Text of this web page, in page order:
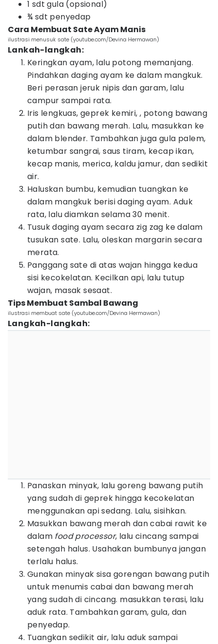
1 sdt gula (opsional)
¾ sdt penyedap
Cara Membuat Sate Ayam Manis
ilustrasi menusuk sate (youtube.com/Devina Hermawan)
Lankah-langkah:
Keringkan ayam, lalu potong memanjang.
Pindahkan daging ayam ke dalam mangkuk.
Beri perasan jeruk nipis dan garam, lalu
campur sampai rata.
Iris lengkuas, geprek kemiri, , potong bawang
putih dan bawang merah. Lalu, masukkan ke
dalam blender. Tambahkan juga gula palem,
ketumbar sangrai, saus tiram, kecap ikan,
kecap manis, merica, kaldu jamur, dan sedikit
air.
Haluskan bumbu, kemudian tuangkan ke
dalam mangkuk berisi daging ayam. Aduk
rata, lalu diamkan selama 30 menit.
Tusuk daging ayam secara zig zag ke dalam
tusukan sate. Lalu, oleskan margarin secara
merata.
Panggang sate di atas wajan hingga kedua
sisi kecokelatan. Kecilkan api, lalu tutup
wajan, masak sesaat.
Tips Membuat Sambal Bawang
ilustrasi membuat sate (youtube.com/Devina Hermawan)
Langkah-langkah:
Panaskan minyak, lalu goreng bawang putih
yang sudah di geprek hingga kecokelatan
menggunakan api sedang. Lalu, sisihkan.
Masukkan bawang merah dan cabai rawit ke
dalam food processor, lalu cincang sampai
setengah halus. Usahakan bumbunya jangan
terlalu halus.
Gunakan minyak sisa gorengan bawang putih
untuk menumis cabai dan bawang merah
yang sudah di cincang. masukkan terasi, lalu
aduk rata. Tambahkan garam, gula, dan
penyedap.
Tuangkan sedikit air, lalu aduk sampai